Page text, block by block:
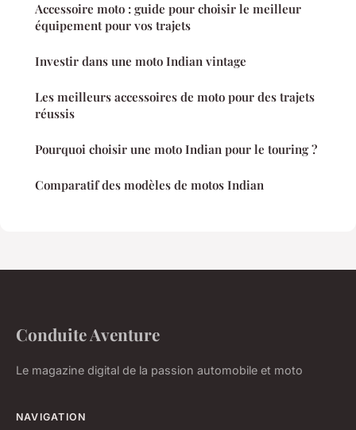
Accessoire moto : guide pour choisir le meilleur
équipement pour vos trajets
Investir dans une moto Indian vintage
Les meilleurs accessoires de moto pour des trajets
réussis
Pourquoi choisir une moto Indian pour le touring ?
Comparatif des modèles de motos Indian
Conduite Aventure
Le magazine digital de la passion automobile et moto
NAVIGATION